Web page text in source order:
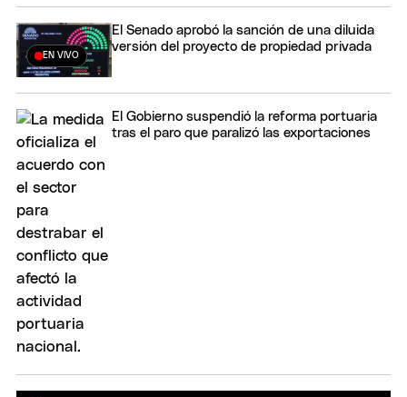
EN VIVO
El Senado aprobó la sanción de una diluida
versión del proyecto de propiedad privada
El Gobierno suspendió la reforma portuaria
tras el paro que paralizó las exportaciones